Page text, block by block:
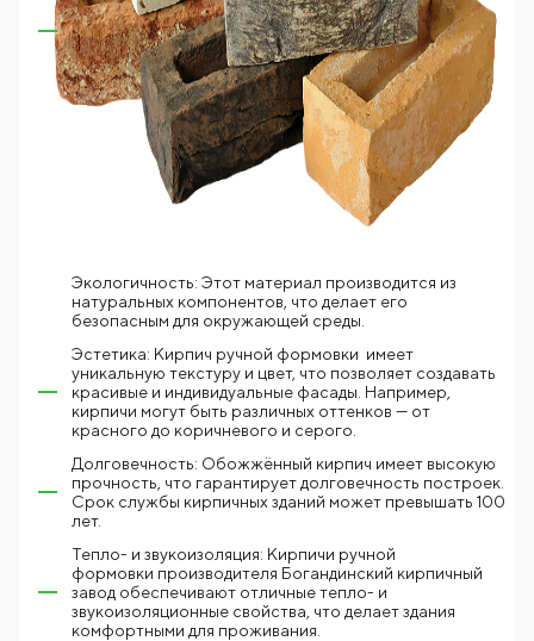
Экологичность: Этот материал производится из
натуральных компонентов, что делает его
безопасным для окружающей среды.
Эстетика: Кирпич ручной формовки имеет
уникальную текстуру и цвет, что позволяет создавать
красивые и индивидуальные фасады. Например,
кирпичи могут быть различных оттенков — от
красного до коричневого и серого.
Долговечность: Обожжённый кирпич имеет высокую
прочность, что гарантирует долговечность построек.
Срок службы кирпичных зданий может превышать 100
лет.
Тепло- и звукоизоляция: Кирпичи ручной
формовки производителя Богандинский кирпичный
завод обеспечивают отличные тепло- и
звукоизоляционные свойства, что делает здания
комфортными для проживания.